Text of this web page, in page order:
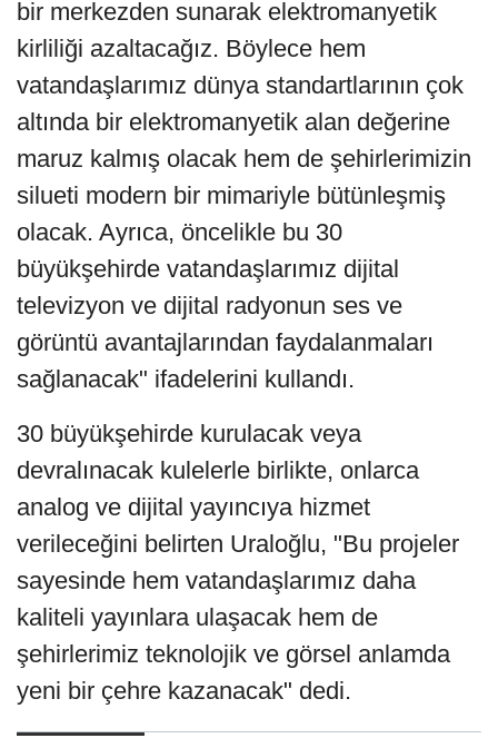
bir merkezden sunarak elektromanyetik
kirliliği azaltacağız. Böylece hem
vatandaşlarımız dünya standartlarının çok
altında bir elektromanyetik alan değerine
maruz kalmış olacak hem de şehirlerimizin
silueti modern bir mimariyle bütünleşmiş
olacak. Ayrıca, öncelikle bu 30
büyükşehirde vatandaşlarımız dijital
televizyon ve dijital radyonun ses ve
görüntü avantajlarından faydalanmaları
sağlanacak" ifadelerini kullandı.
30 büyükşehirde kurulacak veya
devralınacak kulelerle birlikte, onlarca
analog ve dijital yayıncıya hizmet
verileceğini belirten Uraloğlu, "Bu projeler
sayesinde hem vatandaşlarımız daha
kaliteli yayınlara ulaşacak hem de
şehirlerimiz teknolojik ve görsel anlamda
yeni bir çehre kazanacak" dedi.